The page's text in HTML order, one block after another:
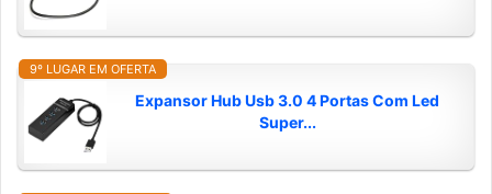
9º LUGAR EM OFERTA
Expansor Hub Usb 3.0 4 Portas Com Led
Super...